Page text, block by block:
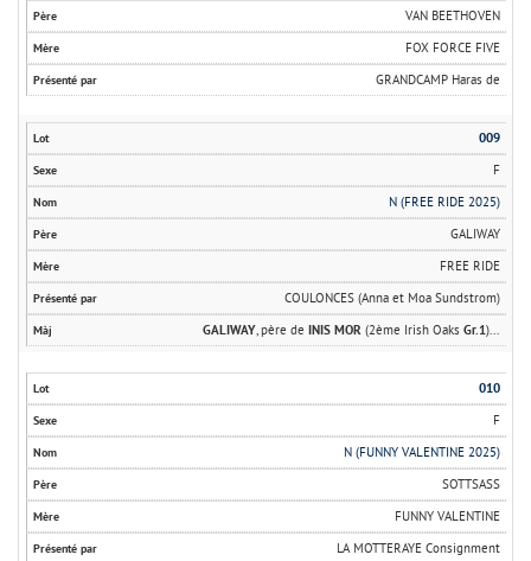
VAN BEETHOVEN
FOX FORCE FIVE
GRANDCAMP Haras de
009
F
N (FREE RIDE 2025)
GALIWAY
FREE RIDE
COULONCES (Anna et Moa Sundstrom)
GALIWAY , père deINIS MOR (2ème Irish OaksGr.1)...
010
F
N (FUNNY VALENTINE 2025)
SOTTSASS
FUNNY VALENTINE
LA MOTTERAYE Consignment